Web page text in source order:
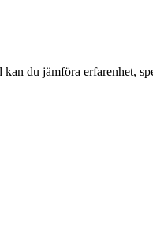
kan du jämföra erfarenhet,